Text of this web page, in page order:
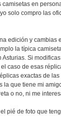
camisetas en
solo compro las
edición y cambias
la típica
Asturias. Si
caso de esas
exactas de
la que tiene mi
o no, ni me
pié de foto que